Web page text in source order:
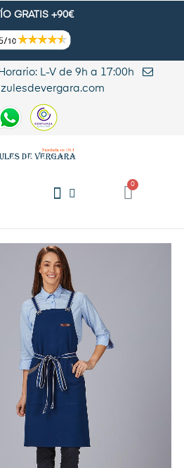
GRATIS +90€
L-V de 9h a 17:00h